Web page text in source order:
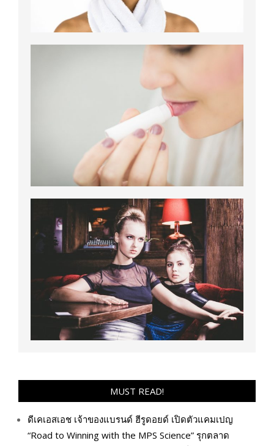
MUST READ!
ดีเคเอสเอช เจ้าของแบรนด์ ฮีรูดอยด์ เปิดตัวแคมเปญ
“Road to Winning with the MPS Science” รุกตลาด